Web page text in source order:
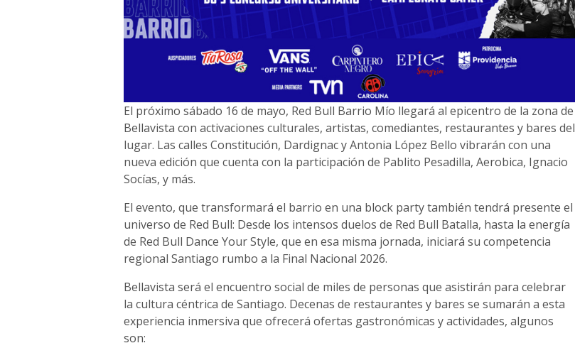
El próximo sábado 16 de mayo, Red Bull Barrio Mío llegará al epicentro de la zona de
Bellavista con activaciones culturales, artistas, comediantes, restaurantes y bares del
lugar. Las calles Constitución, Dardignac y Antonia López Bello vibrarán con una
nueva edición que cuenta con la participación de Pablito Pesadilla, Aerobica, Ignacio
Socías, y más.
El evento, que transformará el barrio en una block party también tendrá presente el
universo de Red Bull: Desde los intensos duelos de Red Bull Batalla, hasta la energía
de Red Bull Dance Your Style, que en esa misma jornada, iniciará su competencia
regional Santiago rumbo a la Final Nacional 2026.
Bellavista será el encuentro social de miles de personas que asistirán para celebrar
la cultura céntrica de Santiago. Decenas de restaurantes y bares se sumarán a esta
experiencia inmersiva que ofrecerá ofertas gastronómicas y actividades, algunos
son: